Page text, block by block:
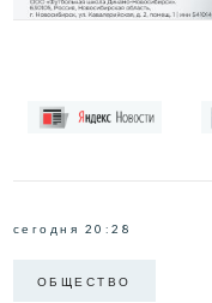
сегодня 20:28
ОБЩЕСТВО